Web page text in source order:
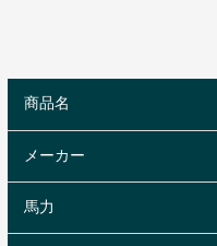
商品名
メーカー
馬力